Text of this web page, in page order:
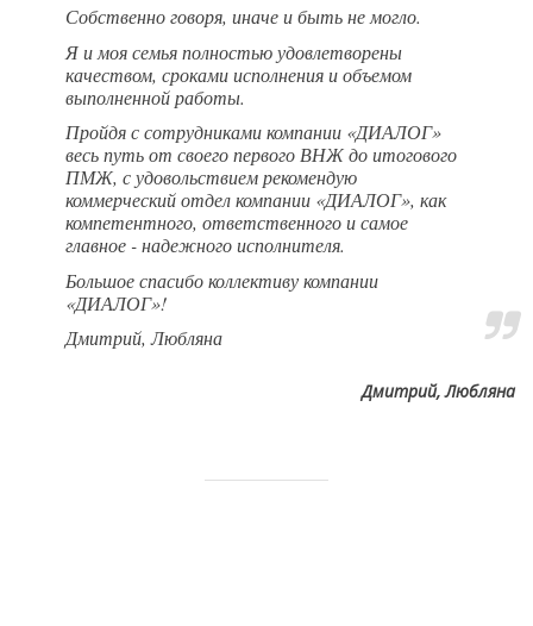
Собственно говоря, иначе и быть не могло.
Я и моя семья полностью удовлетворены
качеством, сроками исполнения и объемом
выполненной работы.
Пройдя с сотрудниками компании «ДИАЛОГ»
весь путь от своего первого ВНЖ до итогового
ПМЖ, с удовольствием рекомендую
коммерческий отдел компании «ДИАЛОГ», как
компетентного, ответственного и самое
главное - надежного исполнителя.
Большое спасибо коллективу компании
«ДИАЛОГ»!
Дмитрий, Любляна
Дмитрий, Любляна